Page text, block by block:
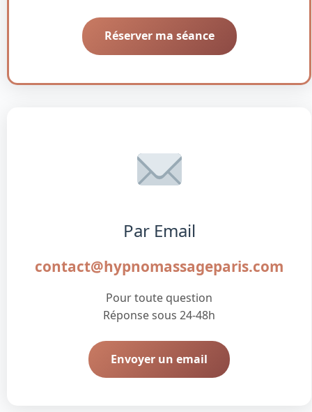
Réserver ma séance
Par Email
contact@hypnomassageparis.com
Pour toute question
Réponse sous 24-48h
Envoyer un email